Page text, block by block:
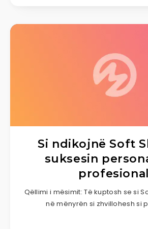
Si ndikojnë Soft
suksesin
profesional
Qëllimi i mësimit: Të kuptosh se si
në mënyrën si zhvillohesh si